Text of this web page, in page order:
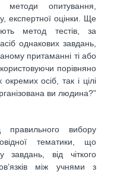
методи опитування,
експертної оцінки. Ще
метод тестів, за
однакових завдань,
притаманні ті або
порівняно
осіб, так і цілі
ви людина?”
правильного вибору
тематики, що
завдань, від чіткого
між учнями з